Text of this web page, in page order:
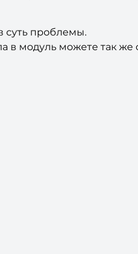
суть проблемы.
модуль можете так же